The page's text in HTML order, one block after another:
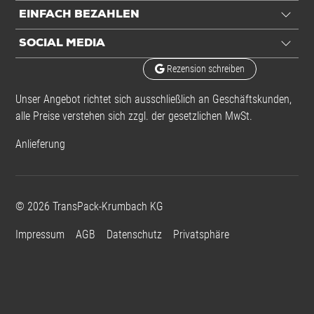
EINFACH BEZAHLEN
SOCIAL MEDIA
Rezension schreiben
Unser Angebot richtet sich ausschließlich an Geschäftskunden,
alle Preise verstehen sich zzgl. der gesetzlichen MwSt.
Anlieferung
© 2026 TransPack-Krumbach KG
Impressum AGB Datenschutz Privatsphäre